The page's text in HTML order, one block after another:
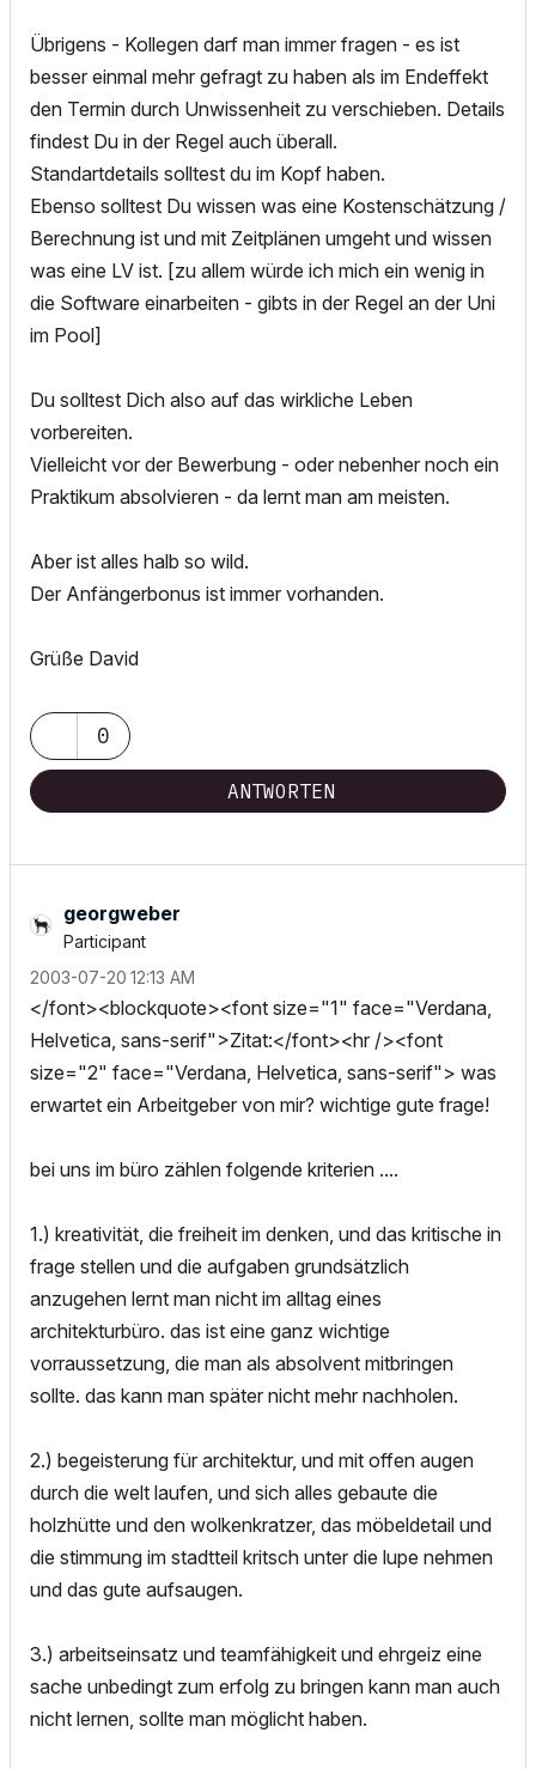
Übrigens - Kollegen darf man immer fragen - es ist
besser einmal mehr gefragt zu haben als im Endeffekt
den Termin durch Unwissenheit zu verschieben. Details
findest Du in der Regel auch überall.
Standartdetails solltest du im Kopf haben.
Ebenso solltest Du wissen was eine Kostenschätzung /
Berechnung ist und mit Zeitplänen umgeht und wissen
was eine LV ist. [zu allem würde ich mich ein wenig in
die Software einarbeiten - gibts in der Regel an der Uni
im Pool]
Du solltest Dich also auf das wirkliche Leben
vorbereiten.
Vielleicht vor der Bewerbung - oder nebenher noch ein
Praktikum absolvieren - da lernt man am meisten.
Aber ist alles halb so wild.
Der Anfängerbonus ist immer vorhanden.
Grüße David
0
ANTWORTEN
georgweber
Participant
‎2003-07-20 12:13 AM
</font><blockquote><font size="1" face="Verdana,
Helvetica, sans-serif">Zitat:</font><hr /><font
size="2" face="Verdana, Helvetica, sans-serif"> was
erwartet ein Arbeitgeber von mir? wichtige gute frage!
bei uns im büro zählen folgende kriterien ....
1.) kreativität, die freiheit im denken, und das kritische in
frage stellen und die aufgaben grundsätzlich
anzugehen lernt man nicht im alltag eines
architekturbüro. das ist eine ganz wichtige
vorraussetzung, die man als absolvent mitbringen
sollte. das kann man später nicht mehr nachholen.
2.) begeisterung für architektur, und mit offen augen
durch die welt laufen, und sich alles gebaute die
holzhütte und den wolkenkratzer, das möbeldetail und
die stimmung im stadtteil kritsch unter die lupe nehmen
und das gute aufsaugen.
3.) arbeitseinsatz und teamfähigkeit und ehrgeiz eine
sache unbedingt zum erfolg zu bringen kann man auch
nicht lernen, sollte man möglicht haben.